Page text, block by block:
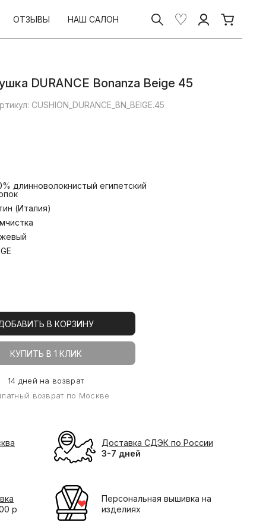
ОТЗЫВЫ НАШ САЛОН
DURANCE Bonanza Beige 45
CUSHION_DURANCE_BN_BEIGE.45
длинноволокнистый египетский
(Италия)
В КОРЗИНУ
КУПИТЬ В 1 КЛИК
14 дней на возврат
возврат по Москве
Доставка СДЭК по России
3-7 дней
р
Персональная вышивка на
изделиях